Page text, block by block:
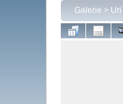
Galerie > Uri